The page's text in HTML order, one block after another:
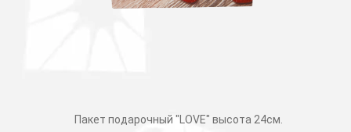
Пакет подарочный "LOVE" высота 24см.